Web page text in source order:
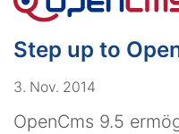
Step up to
3. Nov. 2014
OpenCms 9.5